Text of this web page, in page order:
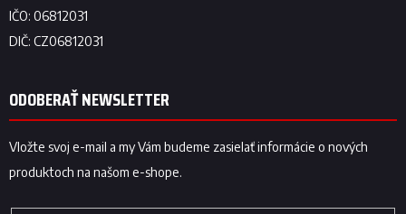
ODOBERAŤ NEWSLETTER
Vložte svoj e-mail a my Vám budeme zasielať informácie o nových
produktoch na našom e-shope.